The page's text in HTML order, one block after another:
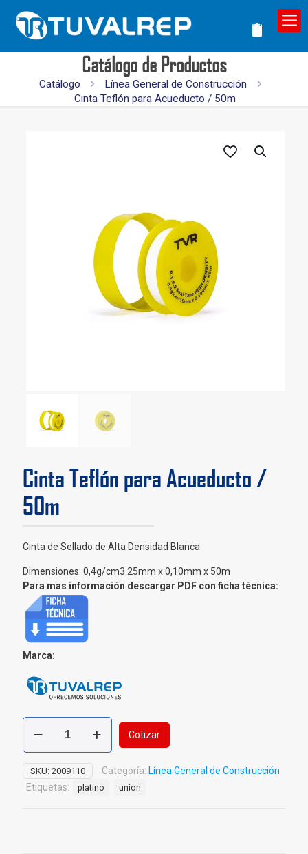
Catálogo de Productos
Catálogo
Línea General de Construcción
Cinta Teflón para Acueducto / 50m
Cinta Teflón para Acueducto /
50m
Cinta de Sellado de Alta Densidad Blanca
Dimensiones: 0,4g/cm3 25mm x 0,10mm x 50m
Para mas información descargar PDF con ficha técnica:
Marca:
Cinta
Teflón
para
Acueducto
/
50m
Cotizar
SKU: 2009110 Categoría: Línea General de Construcción
Etiquetas:
platino union